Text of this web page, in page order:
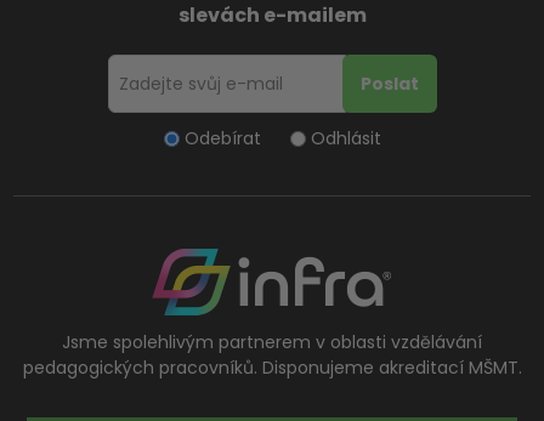
slevách e-mailem
Odebírat Odhlásit
Jsme spolehlivým partnerem v oblasti vzdělávání
pedagogických pracovníků. Disponujeme akreditací MŠMT.